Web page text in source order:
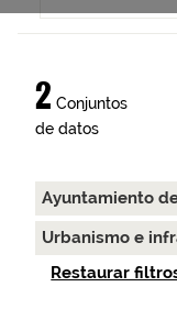
2 Conjuntos
de datos
Ayuntamiento
Urbanismo e
Restaurar